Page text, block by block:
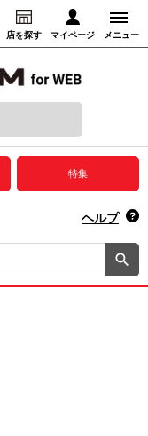
店を探す マイページ メニュー
録音からさがす
特集
ヘルプ